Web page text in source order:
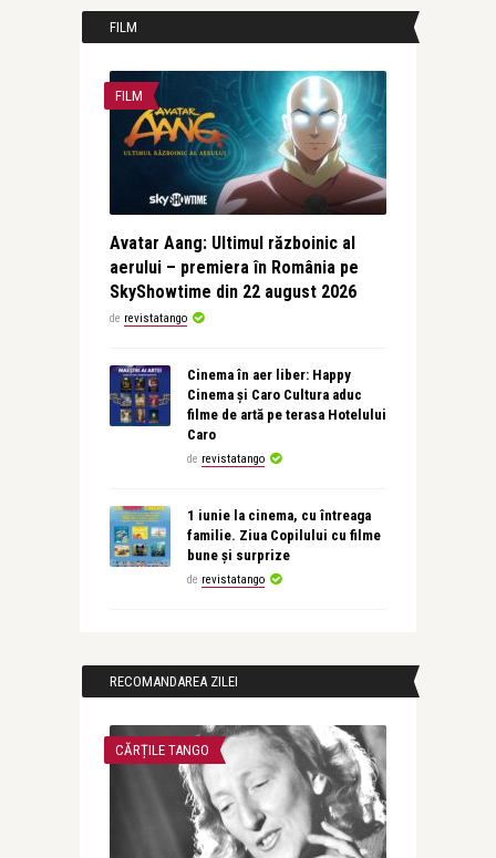
FILM
FILM
Avatar Aang: Ultimul războinic al
aerului – premiera în România pe
SkyShowtime din 22 august 2026
de revistatango
Cinema în aer liber: Happy
Cinema și Caro Cultura aduc
filme de artă pe terasa Hotelului
Caro
de revistatango
1 iunie la cinema, cu întreaga
familie. Ziua Copilului cu filme
bune și surprize
de revistatango
RECOMANDAREA ZILEI
CĂRȚILE TANGO